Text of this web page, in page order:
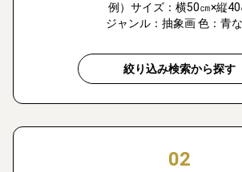
例）サイズ：横50㎝×縦40
ジャンル：抽象画 色：青
絞り込み検索から探す
02